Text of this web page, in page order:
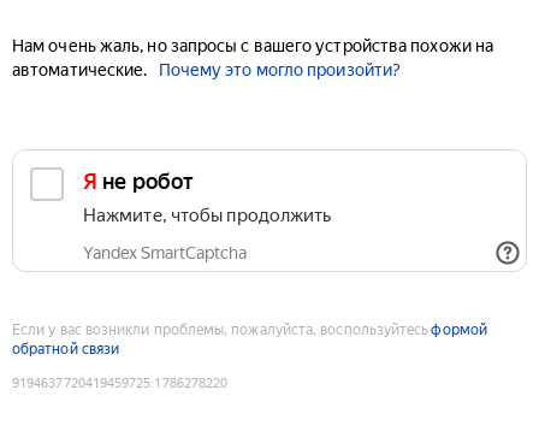
Нам очень жаль, но запросы с вашего устройства похожи на
автоматические.
Почему это могло произойти?
Я не робот
Нажмите, чтобы продолжить
Yandex SmartCaptcha
Если у вас возникли проблемы, пожалуйста, воспользуйтесьформой
обратной связи
9194637720419459725:1786278220